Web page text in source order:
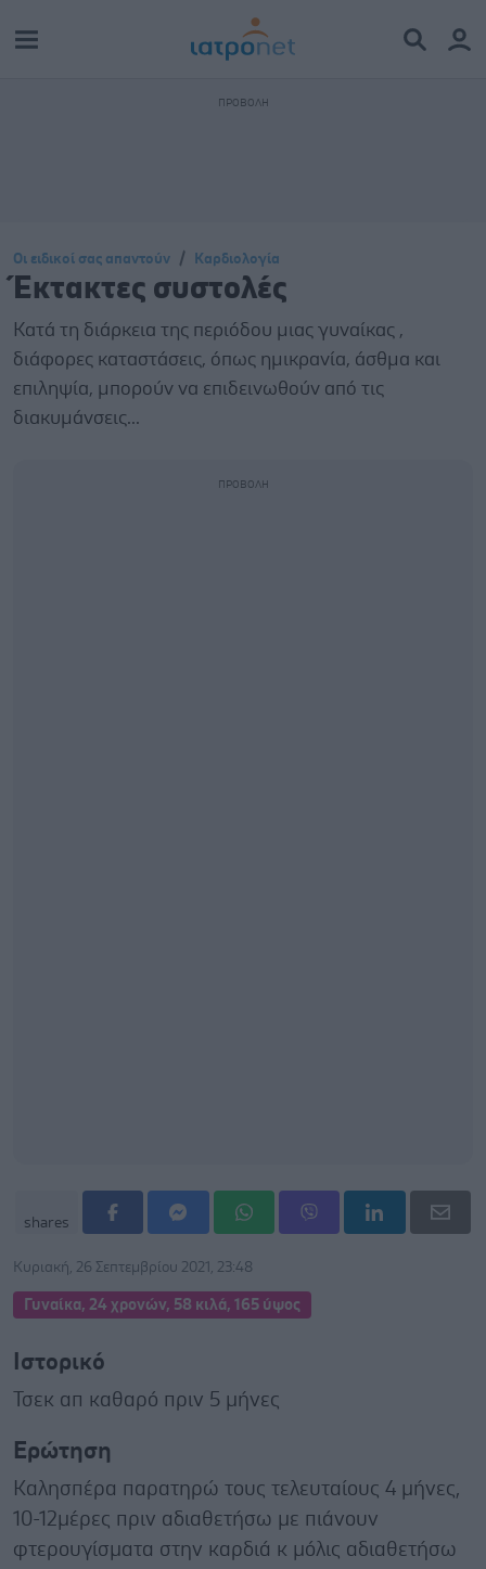
Οι ειδικοί σας απαντούν Καρδιολογία
Έκτακτες συστολές
Κατά τη διάρκεια της περιόδου μιας γυναίκας ,
διάφορες καταστάσεις, όπως ημικρανία, άσθμα και
επιληψία, μπορούν να επιδεινωθούν από τις
διακυμάνσεις...
shares
Κυριακή, 26 Σεπτεμβρίου 2021, 23:48
Γυναίκα, 24 χρονών, 58 κιλά, 165 ύψος
Ιστορικό
Τσεκ απ καθαρό πριν 5 μήνες
Ερώτηση
Καλησπέρα παρατηρώ τους τελευταίους 4 μήνες,
10-12μέρες πριν αδιαθετήσω με πιάνουν
φτερουγίσματα στην καρδιά κ μόλις αδιαθετήσω